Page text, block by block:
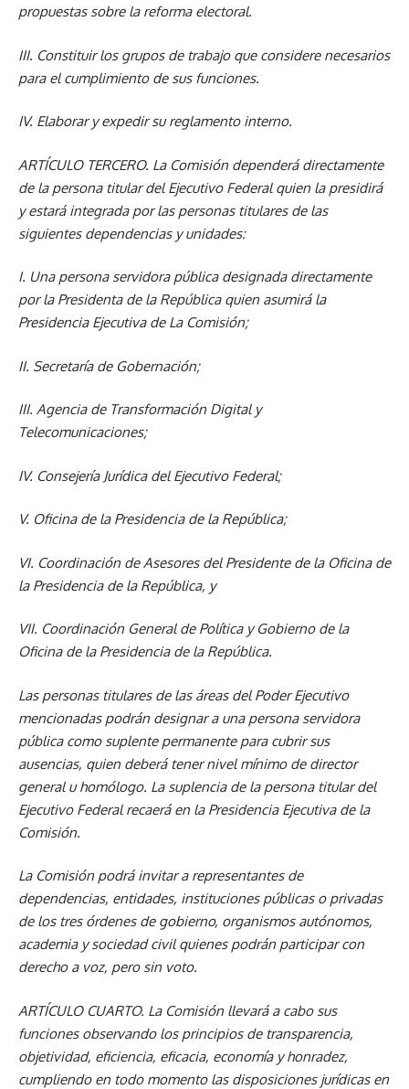
propuestas sobre la reforma electoral.
III. Constituir los grupos de trabajo que considere necesarios
para el cumplimiento de sus funciones.
IV. Elaborar y expedir su reglamento interno.
ARTÍCULO TERCERO. La Comisión dependerá directamente
de la persona titular del Ejecutivo Federal quien la presidirá
y estará integrada por las personas titulares de las
siguientes dependencias y unidades:
I. Una persona servidora pública designada directamente
por la Presidenta de la República quien asumirá la
Presidencia Ejecutiva de La Comisión;
II. Secretaría de Gobernación;
III. Agencia de Transformación Digital y
Telecomunicaciones;
IV. Consejería Jurídica del Ejecutivo Federal;
V. Oficina de la Presidencia de la República;
VI. Coordinación de Asesores del Presidente de la Oficina de
la Presidencia de la República, y
VII. Coordinación General de Política y Gobierno de la
Oficina de la Presidencia de la República.
Las personas titulares de las áreas del Poder Ejecutivo
mencionadas podrán designar a una persona servidora
pública como suplente permanente para cubrir sus
ausencias, quien deberá tener nivel mínimo de director
general u homólogo. La suplencia de la persona titular del
Ejecutivo Federal recaerá en la Presidencia Ejecutiva de la
Comisión.
La Comisión podrá invitar a representantes de
dependencias, entidades, instituciones públicas o privadas
de los tres órdenes de gobierno, organismos autónomos,
academia y sociedad civil quienes podrán participar con
derecho a voz, pero sin voto.
ARTÍCULO CUARTO. La Comisión llevará a cabo sus
funciones observando los principios de transparencia,
objetividad, eficiencia, eficacia, economía y honradez,
cumpliendo en todo momento las disposiciones jurídicas en